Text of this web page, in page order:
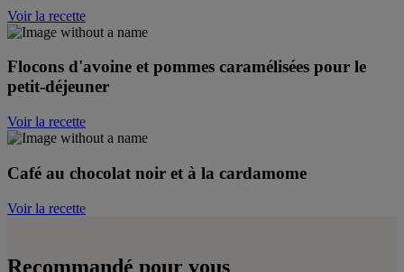
Voir la recette
Flocons d'avoine et pommes caramélisées pour le
petit-déjeuner
Voir la recette
Café au chocolat noir et à la cardamome
Voir la recette
Recommandé pour vous